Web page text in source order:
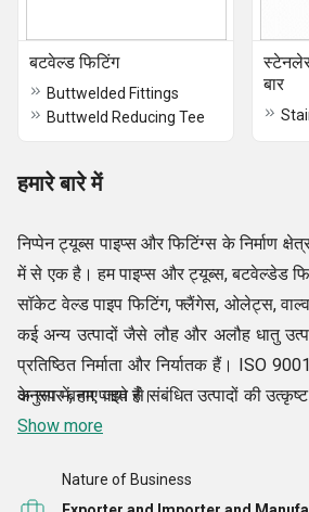
बटवेल्ड फिटिंग
Buttwelded Fittings
Buttweld Reducing Tee
बार
हमारे बारे में
निप्पेन ट्यूब्स पाइप्स और फिटिंग्स के निर्माण
में से एक है। हम पाइप्स और ट्यूब्स, बटवेल्डेड
सॉकेट वेल्ड पाइप फिटिंग, फ्लैंगेस, ओलेट्स,
कई अन्य उत्पादों जैसे लौह और अलौह धातु
प्रतिष्ठित निर्माता और निर्यातक हैं। ISO
के रूप में, हम पाइप से संबंधित उत्पादों की
अंतर्राष्ट्रीय मानकों के
अनुसार बनाए जाते हैं।
Show more
Nature of Business